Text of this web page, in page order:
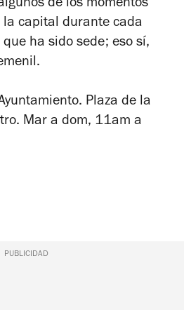
de los momentos
capital durante cada
ha sido sede; eso sí,
Plaza de la
Mar a dom, 11am a
PUBLICIDAD